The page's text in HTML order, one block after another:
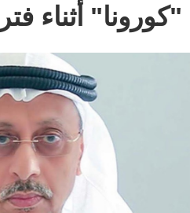
"كورونا" أثناء